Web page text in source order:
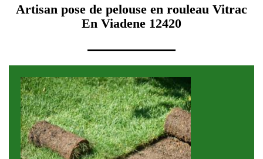
Artisan pose de pelouse en rouleau Vitrac
En Viadene 12420